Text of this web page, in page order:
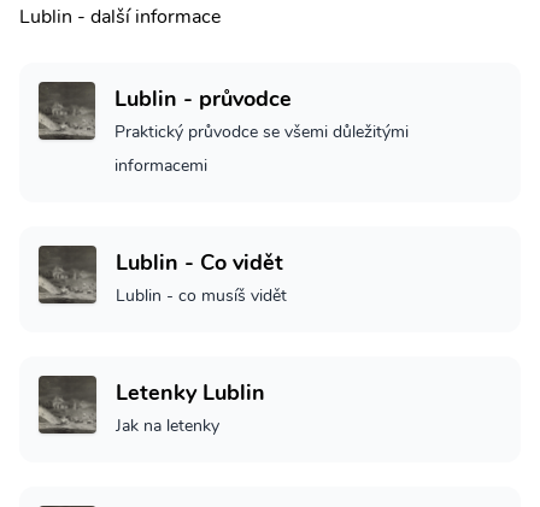
Lublin - další informace
Lublin - průvodce
Praktický průvodce se všemi důležitými
informacemi
Lublin - Co vidět
Lublin - co musíš vidět
Letenky Lublin
Jak na letenky